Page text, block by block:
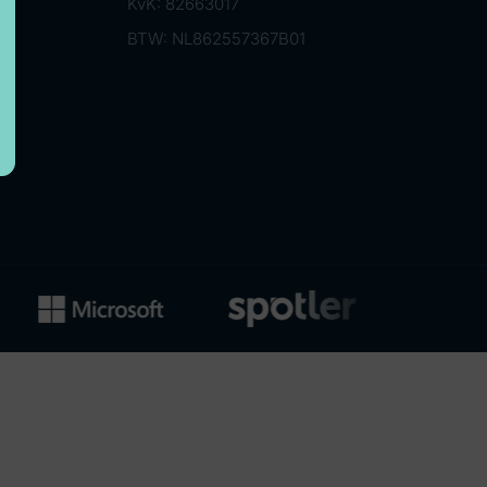
BTW: NL862557367B01